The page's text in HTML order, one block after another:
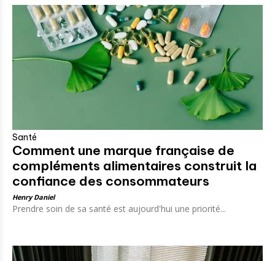
Santé
Comment une marque française de
compléments alimentaires construit la
confiance des consommateurs
Henry Daniel
Prendre soin de sa santé est aujourd'hui une priorité...